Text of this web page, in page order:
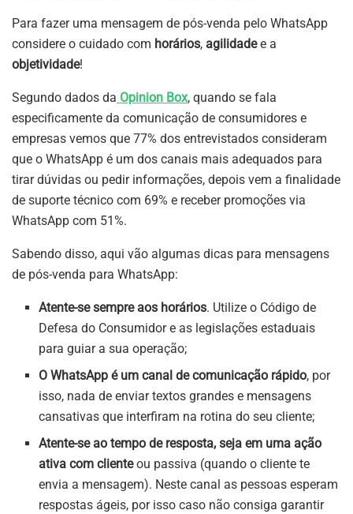
Para fazer uma mensagem de pós-venda pelo WhatsApp
considere o cuidado com horários, agilidadee a
objetividade!
Segundo dados da Opinion Box, quando se fala
especificamente da comunicação de consumidores e
empresas vemos que 77% dos entrevistados consideram
que o WhatsApp é um dos canais mais adequados para
tirar dúvidas ou pedir informações, depois vem a finalidade
de suporte técnico com 69% e receber promoções via
WhatsApp com 51%.
Sabendo disso, aqui vão algumas dicas para mensagens
de pós-venda para WhatsApp:
Atente-se sempre aos horários. Utilize o Código de
Defesa do Consumidor e as legislações estaduais
para guiar a sua operação;
O WhatsApp é um canal de comunicação rápido, por
isso, nada de enviar textos grandes e mensagens
cansativas que interfiram na rotina do seu cliente;
Atente-se ao tempo de resposta, seja em uma ação
ativa com clienteou passiva (quando o cliente te
envia a mensagem). Neste canal as pessoas esperam
respostas ágeis, por isso caso não consiga garantir